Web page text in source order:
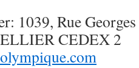
1039, Rue
CEDEX 2